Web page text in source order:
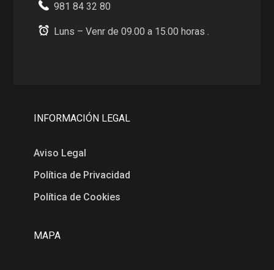
981 84 32 80
Luns – Venr de 09.00 a 15.00 horas .
INFORMACIÓN LEGAL
Aviso Legal
Política de Privacidad
Política de Cookies
MAPA